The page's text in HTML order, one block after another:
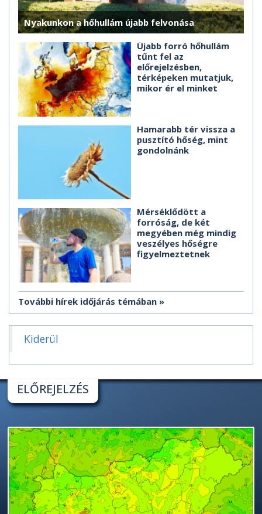
Nyakunkon a hőhullám újabb felvonása
Újabb forró hőhullám
tűnt fel az
előrejelzésben,
térképeken mutatjuk,
mikor ér el minket
Hamarabb tér vissza a
pusztító hőség, mint
gondolnánk
Mérséklődött a
forróság, de két
megyében még mindig
veszélyes hőségre
figyelmeztetnek
További hírek időjárás témában
Kiderül
ELŐREJELZÉS